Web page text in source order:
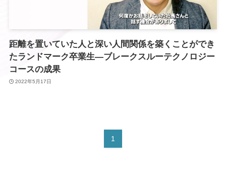
距離を置いていた人と深い人間関係を築くことができ
たランドマーク卒業生―ブレークスルーテクノロジー
コースの成果
2022年5月17日
1